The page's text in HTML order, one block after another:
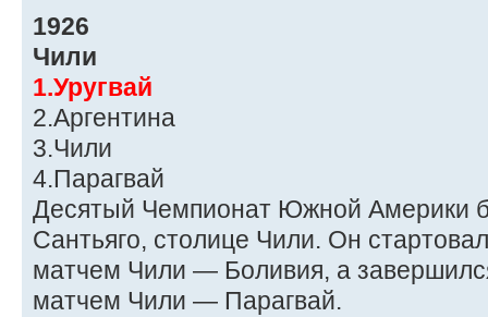
1926
Чили
1.Уругвай
2.Аргентина
3.Чили
4.Парагвай
Десятый Чемпионат Южной Америки
Сантьяго, столице Чили. Он
матчем Чили — Боливия, а
матчем Чили — Парагвай.